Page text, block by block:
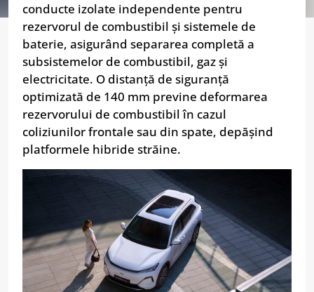
conducte izolate independente pentru
rezervorul de combustibil și sistemele de
baterie, asigurând separarea completă a
subsistemelor de combustibil, gaz și
electricitate. O distanță de siguranță
optimizată de 140 mm previne deformarea
rezervorului de combustibil în cazul
coliziunilor frontale sau din spate, depășind
platformele hibride străine.